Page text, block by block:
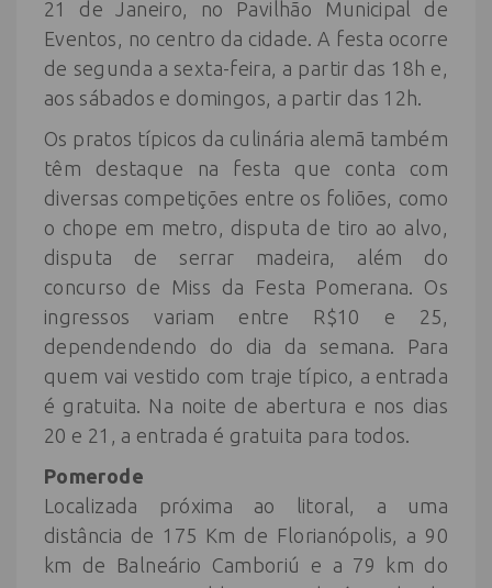
21 de Janeiro, no Pavilhão Municipal de
Eventos, no centro da cidade. A festa ocorre
de segunda a sexta-feira, a partir das 18h e,
aos sábados e domingos, a partir das 12h.
Os pratos típicos da culinária alemã também
têm destaque na festa que conta com
diversas competições entre os foliões, como
o chope em metro, disputa de tiro ao alvo,
disputa de serrar madeira, além do
concurso de Miss da Festa Pomerana. Os
ingressos variam entre R$10 e 25,
dependendendo do dia da semana. Para
quem vai vestido com traje típico, a entrada
é gratuita. Na noite de abertura e nos dias
20 e 21, a entrada é gratuita para todos.
Pomerode
Localizada próxima ao litoral, a uma
distância de 175 Km de Florianópolis, a 90
km de Balneário Camboriú e a 79 km do